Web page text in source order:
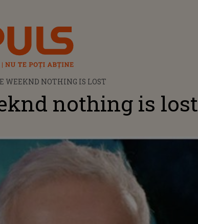
WEEKND NOTHING IS LOST
nothing is lost